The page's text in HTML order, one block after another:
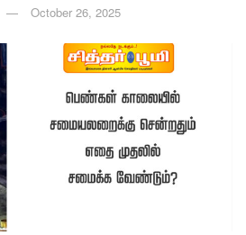
October 26, 2025